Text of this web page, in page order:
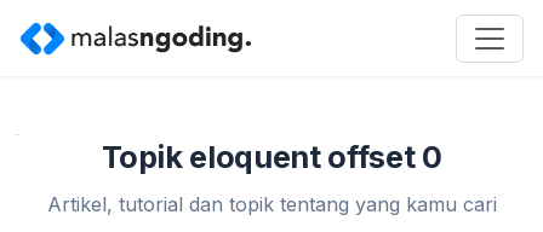
Topik eloquent offset 0
Artikel, tutorial dan topik tentang yang kamu cari